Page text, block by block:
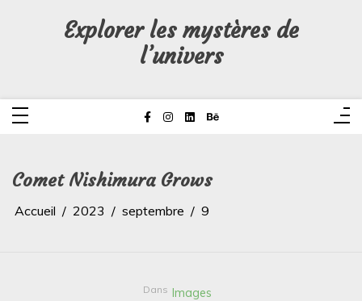
Explorer les mystères de
l’univers
Comet Nishimura Grows
Accueil 2023 septembre 9
Dans Images